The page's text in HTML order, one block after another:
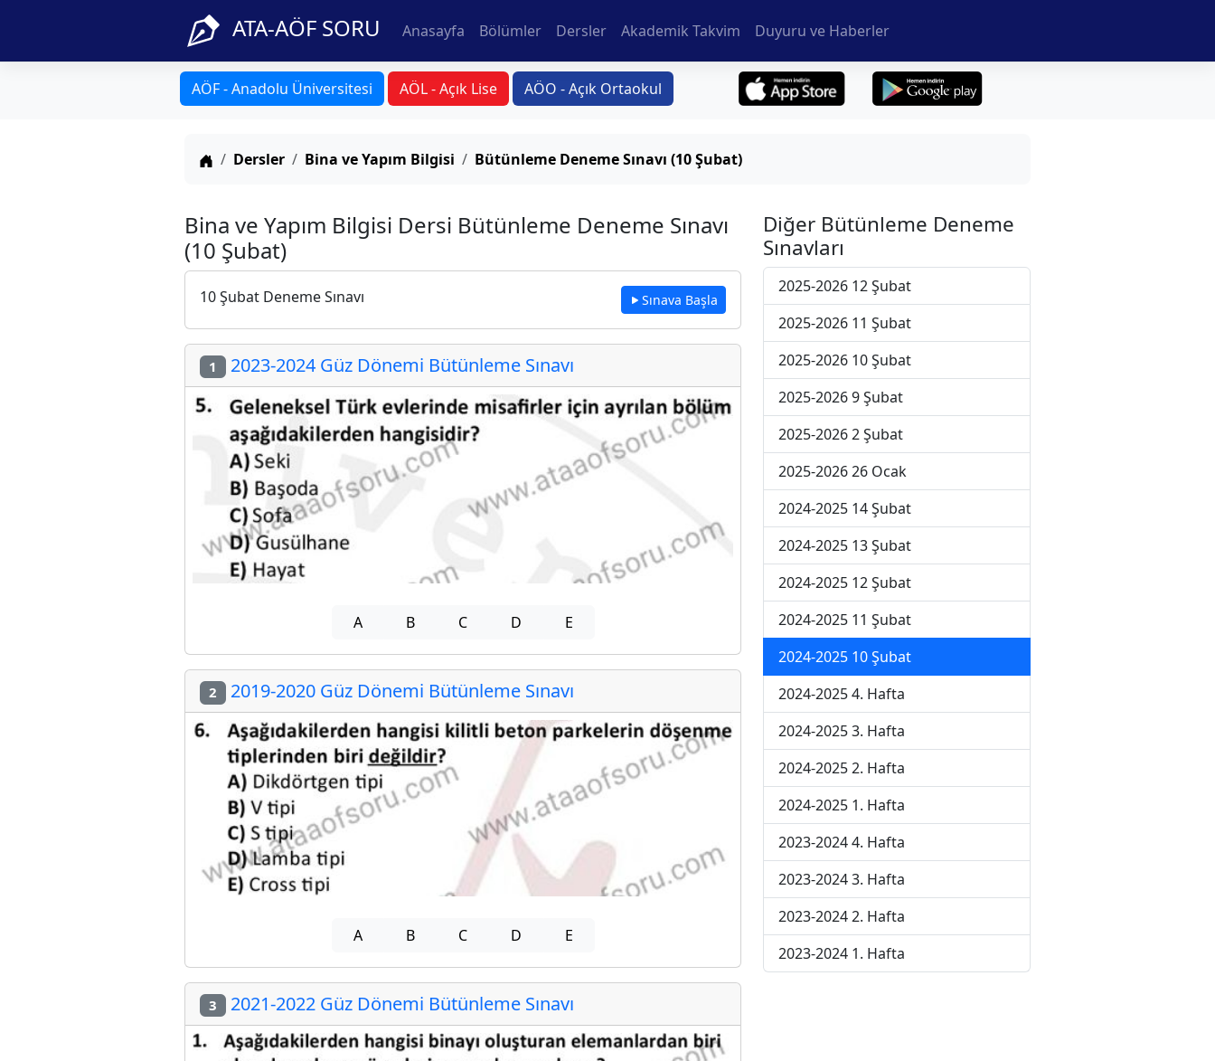
ATA-AÖF SORU Anasayfa Bölümler Dersler Akademik Takvim Duyuru ve Haberler
AÖF - Anadolu Üniversitesi AÖL - Açık Lise AÖO - Açık Ortaokul
Anasayfa
Dersler Bina ve Yapım Bilgisi Bütünleme Deneme Sınavı (10 Şubat)
Bina ve Yapım Bilgisi Dersi Bütünleme Deneme Sınavı
(10 Şubat)
10 Şubat Deneme Sınavı Sınava Başla
1 2023-2024 Güz Dönemi Bütünleme Sınavı
A B C D E
2 2019-2020 Güz Dönemi Bütünleme Sınavı
A B C D E
3 2021-2022 Güz Dönemi Bütünleme Sınavı
Diğer Bütünleme Deneme
Sınavları
2025-2026 12 Şubat
2025-2026 11 Şubat
2025-2026 10 Şubat
2025-2026 9 Şubat
2025-2026 2 Şubat
2025-2026 26 Ocak
2024-2025 14 Şubat
2024-2025 13 Şubat
2024-2025 12 Şubat
2024-2025 11 Şubat
2024-2025 10 Şubat
2024-2025 4. Hafta
2024-2025 3. Hafta
2024-2025 2. Hafta
2024-2025 1. Hafta
2023-2024 4. Hafta
2023-2024 3. Hafta
2023-2024 2. Hafta
2023-2024 1. Hafta